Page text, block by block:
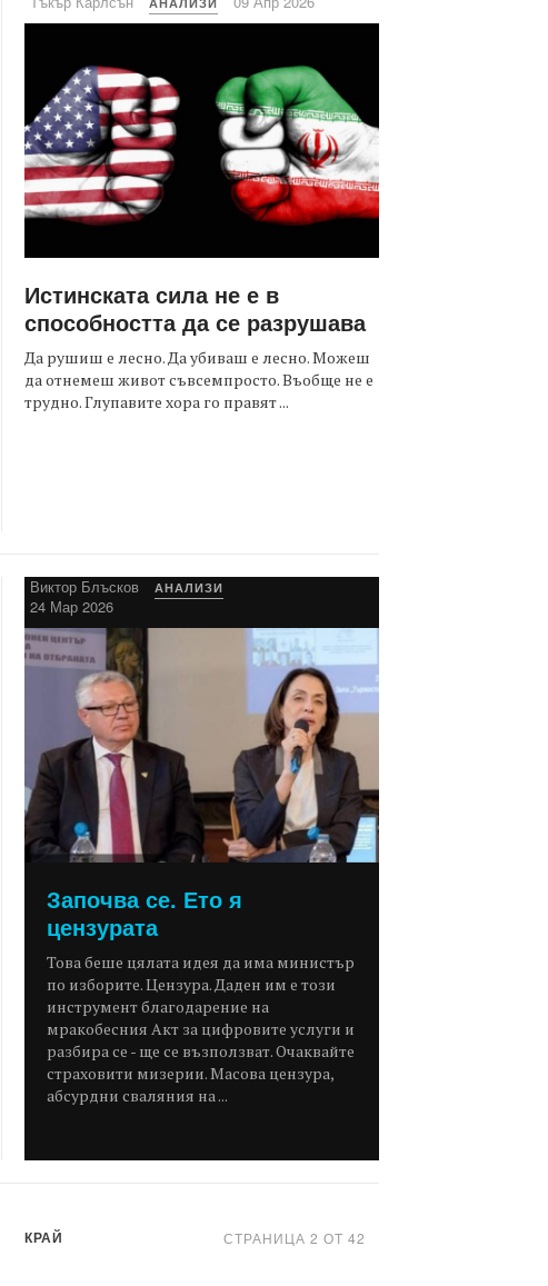
Истинската сила не е в
способността да се разрушава
Да рушиш е лесно. Да убиваш е лесно. Можеш
да отнемеш живот съвсемпросто. Въобще не е
трудно. Глупавите хора го правят ...
Виктор Блъсков АНАЛИЗИ
24 Мар 2026
Започва се. Ето я
цензурата
Това беше цялата идея да има министър
по изборите. Цензура. Даден им е този
инструмент благодарение на
мракобесния Акт за цифровите услуги и
разбира се - ще се възползват. Очаквайте
страховити мизерии. Масова цензура,
абсурдни сваляния на ...
СТРАНИЦА 2 ОТ 42
КРАЙ